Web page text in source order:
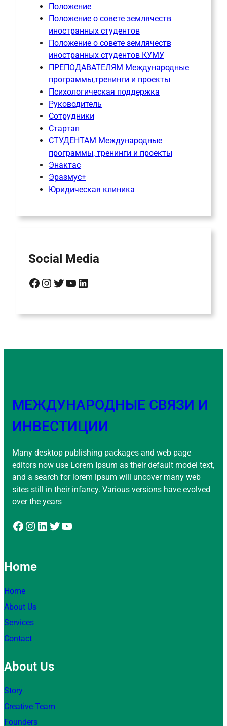
Положение
Положение о совете землячеств
иностранных студентов
Положение о совете землячеств
иностранных студентов КУМУ
ПРЕПОДАВАТЕЛЯМ Международные
программы,тренинги и проекты
Психологическая поддержка
Руководитель
Сотрудники
Стартап
СТУДЕНТАМ Международные
программы, тренинги и проекты
Энактас
Эразмус+
Юридическая клиника
Social Media
Facebook Instagram Twitter YouTube LinkedIn
МЕЖДУНАРОДНЫЕ СВЯЗИ И
ИНВЕСТИЦИИ
Many desktop publishing packages and web page
editors now use Lorem Ipsum as their default model text,
and a search for lorem ipsum will uncover many web
sites still in their infancy. Various versions have evolved
over the years
Facebook Instagram LinkedIn Twitter YouTube
Home
Home
About Us
Services
Contact
About Us
Story
Creative Team
Founders